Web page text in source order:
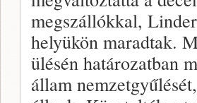
megszállókkal,
helyükön maradtak.
ülésén határozatban
állam